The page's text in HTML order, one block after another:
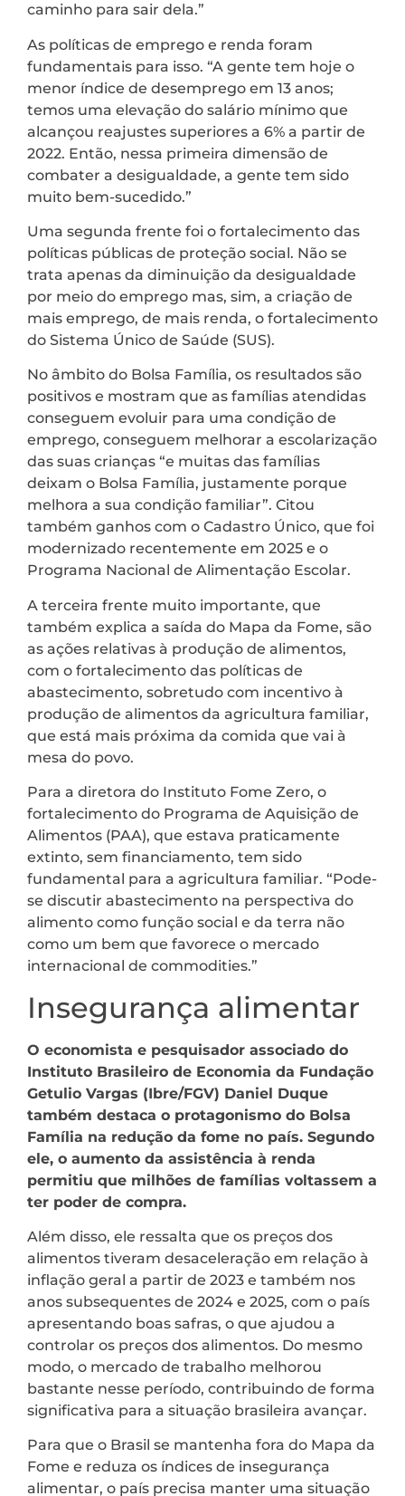
caminho para sair dela.”
As políticas de emprego e renda foram
fundamentais para isso. “A gente tem hoje o
menor índice de desemprego em 13 anos;
temos uma elevação do salário mínimo que
alcançou reajustes superiores a 6% a partir de
2022. Então, nessa primeira dimensão de
combater a desigualdade, a gente tem sido
muito bem-sucedido.”
Uma segunda frente foi o fortalecimento das
políticas públicas de proteção social. Não se
trata apenas da diminuição da desigualdade
por meio do emprego mas, sim, a criação de
mais emprego, de mais renda, o fortalecimento
do Sistema Único de Saúde (SUS).
No âmbito do Bolsa Família, os resultados são
positivos e mostram que as famílias atendidas
conseguem evoluir para uma condição de
emprego, conseguem melhorar a escolarização
das suas crianças “e muitas das famílias
deixam o Bolsa Família, justamente porque
melhora a sua condição familiar”. Citou
também ganhos com o Cadastro Único, que foi
modernizado recentemente em 2025 e o
Programa Nacional de Alimentação Escolar.
A terceira frente muito importante, que
também explica a saída do Mapa da Fome, são
as ações relativas à produção de alimentos,
com o fortalecimento das políticas de
abastecimento, sobretudo com incentivo à
produção de alimentos da agricultura familiar,
que está mais próxima da comida que vai à
mesa do povo.
Para a diretora do Instituto Fome Zero, o
fortalecimento do Programa de Aquisição de
Alimentos (PAA), que estava praticamente
extinto, sem financiamento, tem sido
fundamental para a agricultura familiar. “Pode-
se discutir abastecimento na perspectiva do
alimento como função social e da terra não
como um bem que favorece o mercado
internacional de commodities.”
Insegurança alimentar
O economista e pesquisador associado do
Instituto Brasileiro de Economia da Fundação
Getulio Vargas (Ibre/FGV) Daniel Duque
também destaca o protagonismo do Bolsa
Família na redução da fome no país. Segundo
ele, o aumento da assistência à renda
permitiu que milhões de famílias voltassem a
ter poder de compra.
Além disso, ele ressalta que os preços dos
alimentos tiveram desaceleração em relação à
inflação geral a partir de 2023 e também nos
anos subsequentes de 2024 e 2025, com o país
apresentando boas safras, o que ajudou a
controlar os preços dos alimentos. Do mesmo
modo, o mercado de trabalho melhorou
bastante nesse período, contribuindo de forma
significativa para a situação brasileira avançar.
Para que o Brasil se mantenha fora do Mapa da
Fome e reduza os índices de insegurança
alimentar, o país precisa manter uma situação